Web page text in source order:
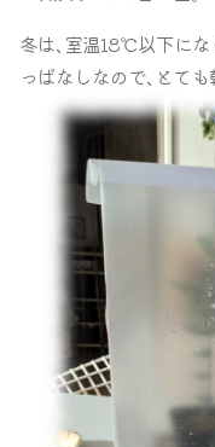
冬は､室温18℃以下に
っぱなしなので､とて